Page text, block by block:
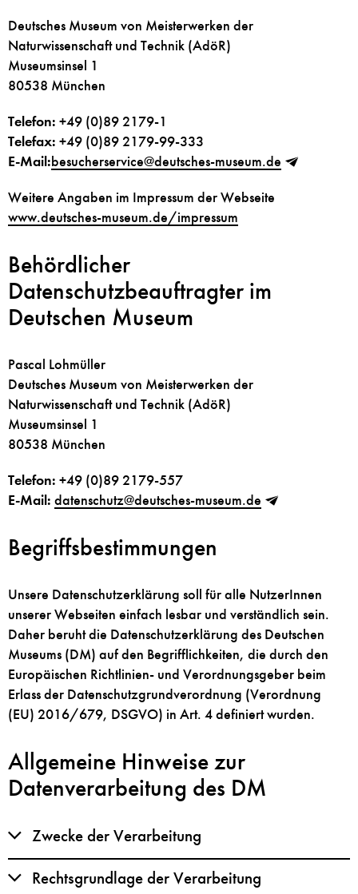
Deutsches Museum von Meisterwerken der
Naturwissenschaft und Technik (AdöR)
Museumsinsel 1
80538 München
Telefon: +49 (0)89 2179-1
Telefax: +49 (0)89 2179-99-333
E-Mail:besucherservice@deutsches-museum.de
Weitere Angaben im Impressum der Webseite
www.deutsches-museum.de/impressum
Behördlicher
Datenschutzbeauftragter im
Deutschen Museum
Pascal Lohmüller
Deutsches Museum von Meisterwerken der
Naturwissenschaft und Technik (AdöR)
Museumsinsel 1
80538 München
Telefon: +49 (0)89 2179-557
E-Mail: datenschutz@deutsches-museum.de
Begriffsbestimmungen
Unsere Datenschutzerklärung soll für alle NutzerInnen
unserer Webseiten einfach lesbar und verständlich sein.
Daher beruht die Datenschutzerklärung des Deutschen
Museums (DM) auf den Begrifflichkeiten, die durch den
Europäischen Richtlinien- und Verordnungsgeber beim
Erlass der Datenschutzgrundverordnung (Verordnung
(EU) 2016/679, DSGVO) in Art. 4 definiert wurden.
Allgemeine Hinweise zur
Datenverarbeitung des DM
Zwecke der Verarbeitung
Rechtsgrundlage der Verarbeitung